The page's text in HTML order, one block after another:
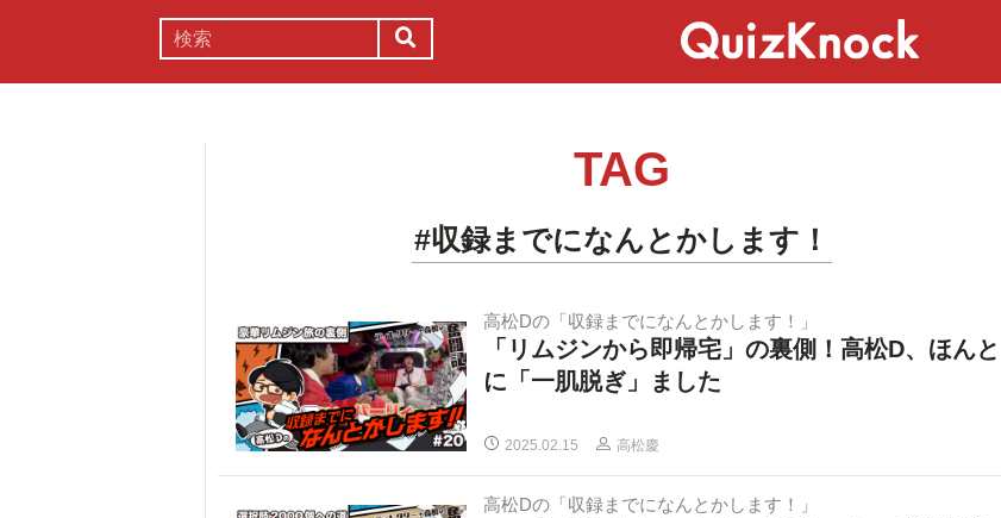
TAG
#収録までになんとかします！
高松Dの「収録までになんとかします！」
「リムジンから即帰宅」の裏側！高松D、ほんと
に「一肌脱ぎ」ました
2025.02.15 高松慶
高松Dの「収録までになんとかします！」